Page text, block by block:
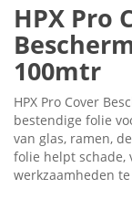
HPX Pro
100mtr
HPX Pro Cover
bestendige folie
van glas, ramen,
folie helpt schade,
werkzaamheden